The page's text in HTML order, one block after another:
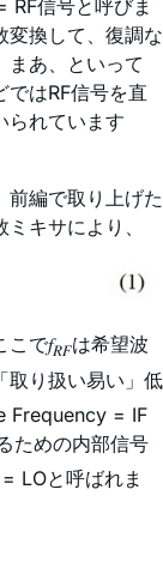
RF信号と呼びま
変換して、復調な
まあ、といって
ではRF信号を直
られています
前編で取り上げた
キサにより、
で𝑓𝑅𝐹は希望波
取り扱い易い」低
Frequency = IF
ための内部信号
LOと呼ばれま